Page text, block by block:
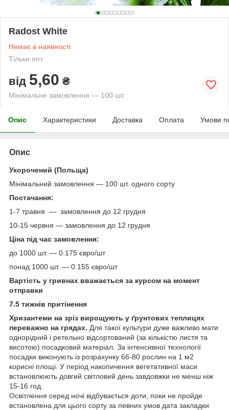
Radost White
Немає в наявності
Тільки опт
від 5,60 ₴
Мінімальне замовлення — 100 шт.
Опис Характеристики Доставка Оплата Умови
Опис
Укорочений (Польща)
Мінімальний замовлення — 100 шт. одного сорту
Постачання:
1-7 травня — замовлення до 12 грудня
10-15 червня — замовлення до 12 грудня
Ціна під час замовлення:
до 1000 шт. ― 0.175 євро/шт
понад 1000 шт. ― 0.155 євро/шт
Вартість у гривнах вважається за курсом на момент
отправки
7.5 тижнів притінення
Хризантеми на зріз вирощують у ґрунтових теплицях
переважно на грядах. Для такої культури дуже важливо мати
однорідний і ретельно відсортований (за кількістю листя та
висотою) посадковий матеріал. За інтенсивної технології
посадки виконують із розрахунку 66-80 рослин на 1 м2
корисні площі. У період накопичення вегетативної маси
встановлюють довгий світловий день завдовжки не менш ніж
15-16 год.
Освітлення серед ночі відбувається доти, поки не пройде
встановлена для цього сорту за певних умов дата закладки